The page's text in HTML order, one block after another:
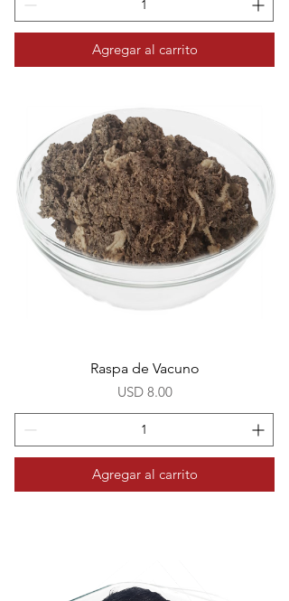
Agregar al carrito
Raspa de Vacuno
Precio
USD 8.00
Agregar al carrito